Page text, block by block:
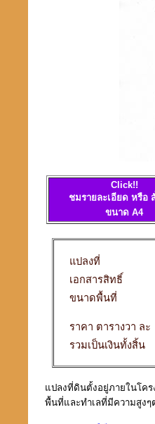
Click!!
ชมรายละเอียด หรือ
ขนาด A4
แปลงที่
เอกสารสิทธิ์
ขนาดพื้นที่
ราคา ตารางวา ละ
รวมเป็นเงินทั้งสิ้น
แปลงที่ดินตั้งอยู่ภายในโคร
พื้นที่และทำเลที่มีความสูงๆ